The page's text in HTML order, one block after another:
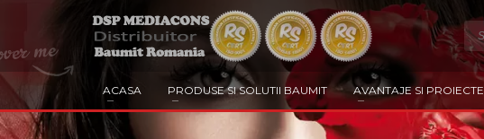
ACASA PRODUSE SI SOLUTII BAUMIT AVANTAJE SI PROIECTE